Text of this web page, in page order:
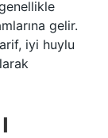
gelir.
iyi huylu